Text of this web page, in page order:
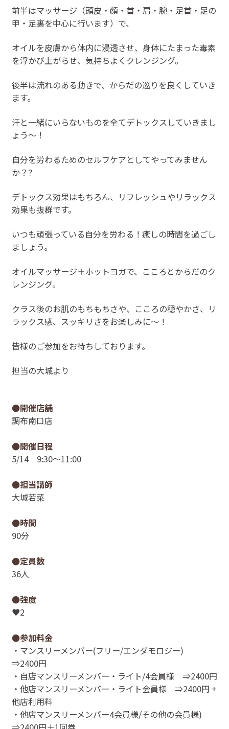
前半はマッサージ（頭皮・顔・首・肩・腕・足首・足の
甲・足裏を中心に行います）で、
オイルを皮膚から体内に浸透させ、身体にたまった毒素
を浮かび上がらせ、気持ちよくクレンジング。
後半は流れのある動きで、からだの巡りを良くしていき
ます。
汗と一緒にいらないものを全てデトックスしていきまし
ょう〜！
自分を労わるためのセルフケアとしてやってみません
か？?
デトックス効果はもちろん、リフレッシュやリラックス
効果も抜群です。
いつも頑張っている自分を労わる！癒しの時間を過ごし
ましょう。
オイルマッサージ＋ホットヨガで、こころとからだのク
レンジング。
クラス後のお肌のもちもちさや、こころの穏やかさ、リ
ラックス感、スッキリさをお楽しみに〜！
皆様のご参加をお待ちしております。
担当の大城より
●開催店舗
調布南口店
●開催日程
5/14 9:30〜11:00
●担当講師
大城若菜
●時間
90分
●定員数
36人
●強度
♥2
●参加料金
・マンスリーメンバー(フリー/エンダモロジー)
⇒2400円
・自店マンスリーメンバー・ライト/4会員様 ⇒2400円
・他店マンスリーメンバー・ライト会員様 ⇒2400円 +
他店利用料
・他店マンスリーメンバー4会員様/その他の会員様)